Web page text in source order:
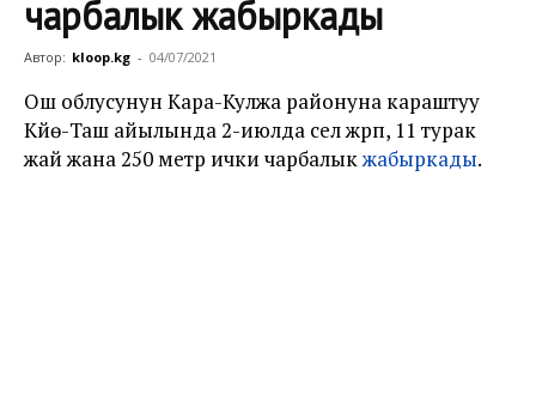
чарбалык жабыркады
Автор: kloop.kg - 04/07/2021
Ош облусунун Кара-Кулжа районуна караштуу
Күйө-Таш айылында 2-июлда сел жүрүп, 11 турак
жай жана 250 метр ички чарбалыкжабыркады.